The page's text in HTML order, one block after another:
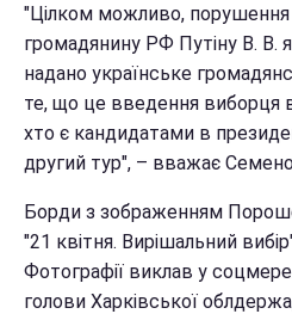
"Цілком можливо, порушення
громадянину РФ Путіну В.
надано українське
те, що це введення виборця
хто є кандидатами в
другий тур", – вважає
Борди з зображенням
"21 квітня. Вирішальний
Фотографії виклав у
голови Харківської